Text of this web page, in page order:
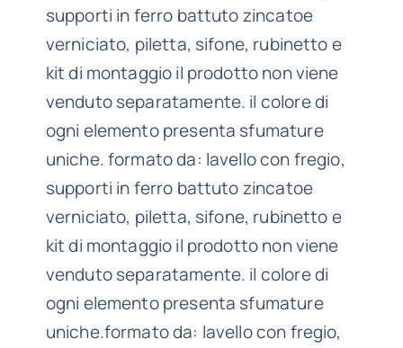
supporti in ferro battuto zincatoe
verniciato, piletta, sifone, rubinetto e
kit di montaggio il prodotto non viene
venduto separatamente. il colore di
ogni elemento presenta sfumature
uniche. formato da: lavello con fregio,
supporti in ferro battuto zincatoe
verniciato, piletta, sifone, rubinetto e
kit di montaggio il prodotto non viene
venduto separatamente. il colore di
ogni elemento presenta sfumature
uniche.formato da: lavello con fregio,